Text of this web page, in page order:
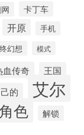
卡丁车
开原 手机
幻想 模式
血传奇 王国
的 艾尔
色 解锁